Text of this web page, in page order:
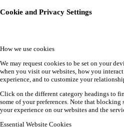
Cookie and Privacy Settings
How we use cookies
We may request cookies to be set on your
when you visit our websites, how you
experience, and to customize your
Click on the different category headings to
some of your preferences. Note that
your experience on our websites and the
Essential Website Cookies